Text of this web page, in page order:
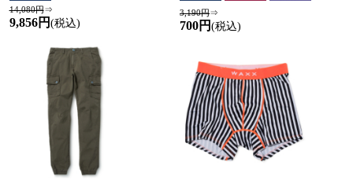
14,080円⇒
9,856円 (税込)
3,190円⇒
700円(税込)